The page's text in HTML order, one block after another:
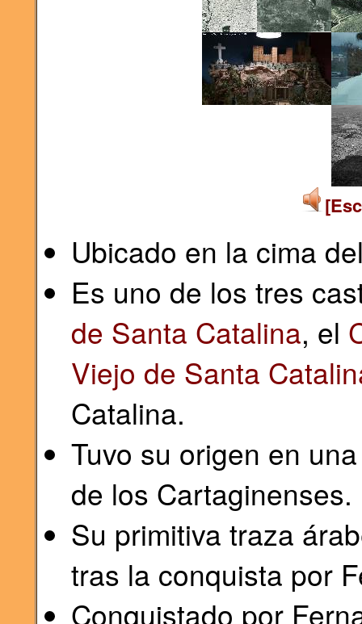
Ubicado en la cima
Es uno de los tres
de Santa Catalina, el
Viejo de Santa
Catalina.
Tuvo su origen en
de los Cartaginenses.
Su primitiva traza
tras la conquista por
Conquistado por